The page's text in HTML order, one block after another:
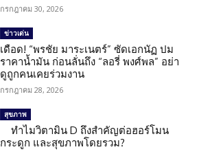
กรกฎาคม 30, 2026
ข่าวเด่น
เดือด! “พรชัย มาระเนตร์” ซัดเอกนัฏ ปม
ราคาน้ำมัน ก่อนลั่นถึง “ลอรี่ พงศ์พล” อย่า
ดูถูกคนเคยร่วมงาน
กรกฎาคม 28, 2026
สุขภาพ
ทำไมวิตามิน D ถึงสำคัญต่อฮอร์โมน
กระดูก และสุขภาพโดยรวม?